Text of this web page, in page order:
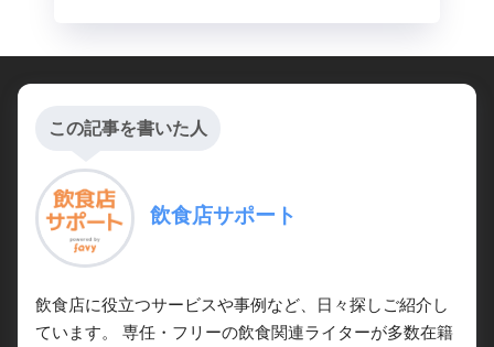
この記事を書いた人
飲食店サポート
飲食店に役立つサービスや事例など、日々探しご紹介し
ています。 専任・フリーの飲食関連ライターが多数在籍